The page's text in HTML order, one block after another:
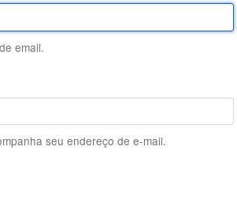
email.
seu endereço de e-mail.